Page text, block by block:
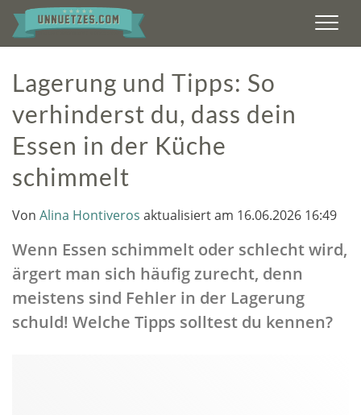
Lagerung und Tipps: So
verhinderst du, dass dein
Essen in der Küche
schimmelt
Von Alina Hontiveros aktualisiert am 16.06.2026 16:49
Wenn Essen schimmelt oder schlecht wird,
ärgert man sich häufig zurecht, denn
meistens sind Fehler in der Lagerung
schuld! Welche Tipps solltest du kennen?